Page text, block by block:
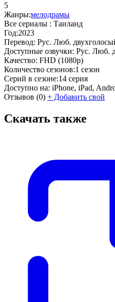
5
Жанры:мелодрамы
Все сериалы : Таиланд
Год:2023
Перевод: Рус. Люб.
Доступные озвучки: Рус. Люб.
Качество: FHD (1080p)
Количество сезонов:1 сезон
Серий в сезоне:14 серия
Доступно на: iPhone, iPad,
Отзывов (0) + Добавить свой
Скачать также